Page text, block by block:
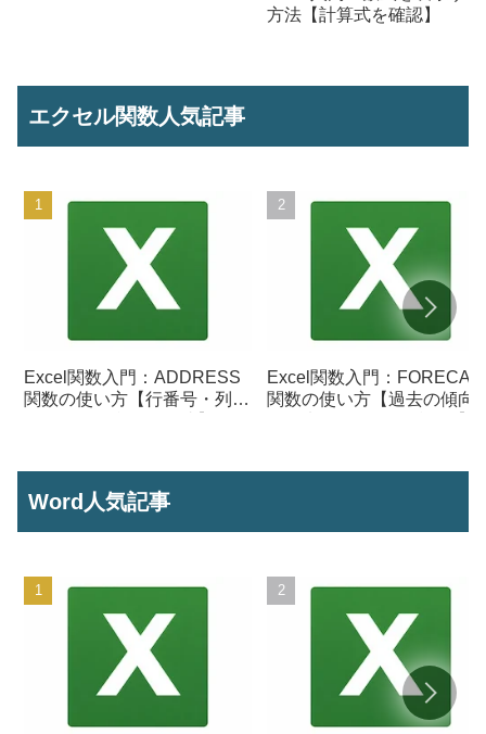
方法【計算式を確認】
エクセル関数人気記事
Excel関数入門：ADDRESS
関数の使い方【行番号・列番
Excel関数入門：
関数の使い方【過去の傾向
Word人気記事